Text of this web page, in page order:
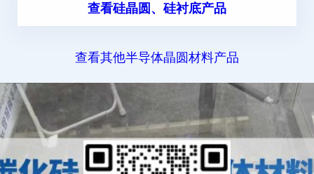
查看硅晶圆、硅衬底产品
查看其他半导体晶圆材料产品